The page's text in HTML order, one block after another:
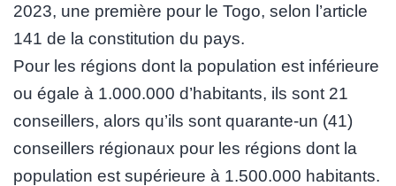
2023, une première pour le Togo, selon l’article
141 de la constitution du pays.
Pour les régions dont la population est inférieure
ou égale à 1.000.000 d’habitants, ils sont 21
conseillers, alors qu’ils sont quarante-un (41)
conseillers régionaux pour les régions dont la
population est supérieure à 1.500.000 habitants.